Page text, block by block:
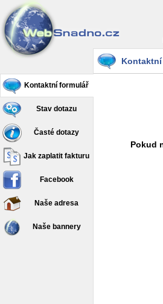
Kontaktní formulář
Stav dotazu
Časté dotazy
Jak zaplatit fakturu
Facebook
Naše adresa
Naše bannery
Pokud